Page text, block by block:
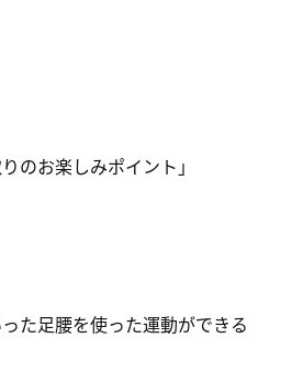
のお楽しみポイント」
た足腰を使った運動ができる